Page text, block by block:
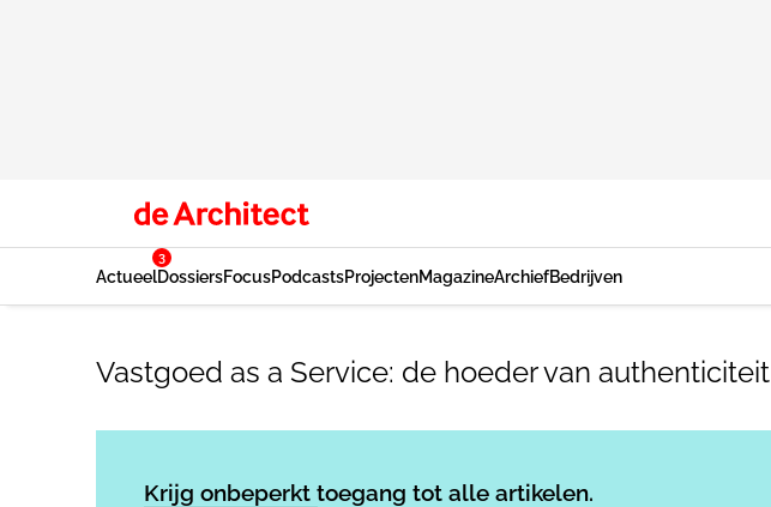
Actueel
3
DossiersFocusPodcastsProjectenMagazineArchiefBedrijven
Vastgoed as a Service: de hoeder van authenticiteit
Krijg onbeperkt toegang tot alle artikelen.